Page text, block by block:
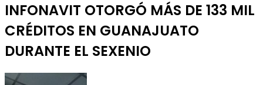
INFONAVIT OTORGÓ MÁS DE 133 MIL
CRÉDITOS EN GUANAJUATO
DURANTE EL SEXENIO